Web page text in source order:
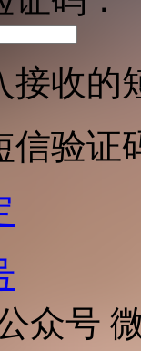
接收的
信验证